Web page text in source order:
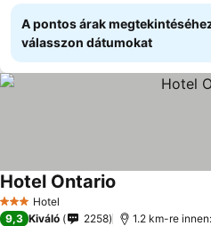
A pontos árak
válasszon dátumokat
3 Kategória
Hotel
Hotel Ontario
9,3 Kiváló 2258 1.2 km-re